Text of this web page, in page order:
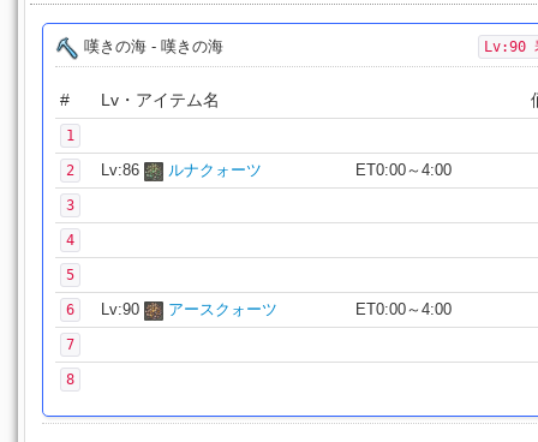
嘆きの海 - 嘆きの海 Lv:90
# Lv・アイテム名
1
2 Lv:86 ルナクォーツ ET0:00～4:00
3
4
5
6 Lv:90 アースクォーツ ET0:00～4:00
7
8